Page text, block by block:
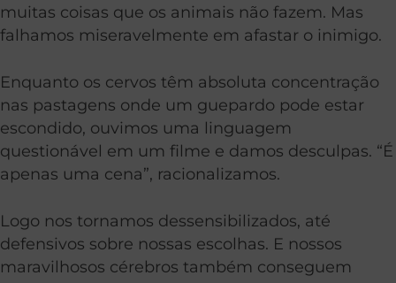
muitas coisas que os animais não fazem. Mas
falhamos miseravelmente em afastar o inimigo.
Enquanto os cervos têm absoluta concentração
nas pastagens onde um guepardo pode estar
escondido, ouvimos uma linguagem
questionável em um filme e damos desculpas. “É
apenas uma cena”, racionalizamos.
Logo nos tornamos dessensibilizados, até
defensivos sobre nossas escolhas. E nossos
maravilhosos cérebros também conseguem